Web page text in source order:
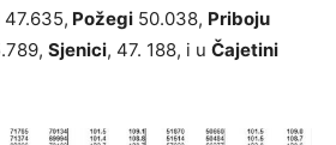
47.635, Požegi 50.038, Priboju
Sjenici, 47. 188, i u Čajetini